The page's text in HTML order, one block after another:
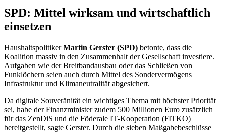
SPD: Mittel wirksam und wirtschaftlich
einsetzen
HaushaltspolitikerMartin Gerster (SPD) betonte, dass die
Koalition massiv in den Zusammenhalt der Gesellschaft investiere.
Aufgaben wie der Breitbandausbau oder das Schließen von
Funklöchern seien auch durch Mittel des Sondervermögens
Infrastruktur und Klimaneutralität abgesichert.
Da digitale Souveränität ein wichtiges Thema mit höchster Priorität
sei, habe der Finanzminister zudem 500 Millionen Euro zusätzlich
für das ZenDiS und die Föderale IT-Kooperation (FITKO)
bereitgestellt, sagte Gerster. Durch die sieben Maßgabebeschlüsse